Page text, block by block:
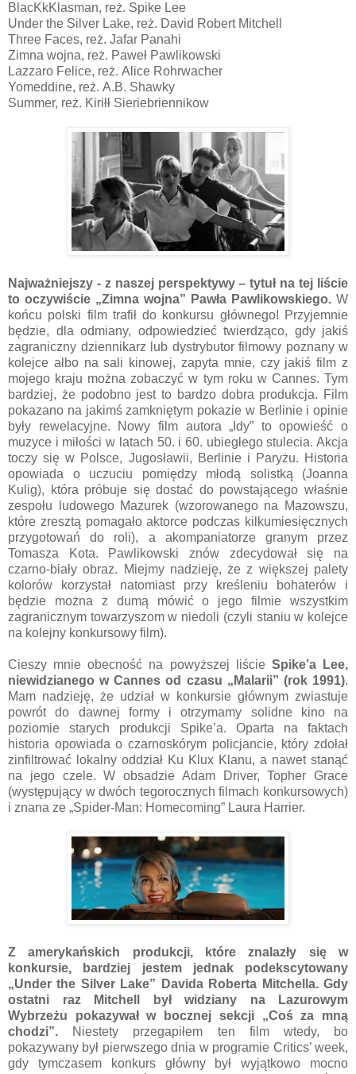
BlacKkKlasman, reż. Spike Lee
Under the Silver Lake, reż. David Robert Mitchell
Three Faces, reż. Jafar Panahi
Zimna wojna, reż. Paweł Pawlikowski
Lazzaro Felice, reż. Alice Rohrwacher
Yomeddine, reż. A.B. Shawky
Summer, reż. Kiriłł Sieriebriennikow
Najważniejszy - z naszej perspektywy – tytuł na tej liście
to oczywiście „Zimna wojna” Pawła Pawlikowskiego. W
końcu polski film trafił do konkursu głównego! Przyjemnie
będzie, dla odmiany, odpowiedzieć twierdząco, gdy jakiś
zagraniczny dziennikarz lub dystrybutor filmowy poznany w
kolejce albo na sali kinowej, zapyta mnie, czy jakiś film z
mojego kraju można zobaczyć w tym roku w Cannes. Tym
bardziej, że podobno jest to bardzo dobra produkcja. Film
pokazano na jakimś zamkniętym pokazie w Berlinie i opinie
były rewelacyjne. Nowy film autora „Idy” to opowieść o
muzyce i miłości w latach 50. i 60. ubiegłego stulecia. Akcja
toczy się w Polsce, Jugosławii, Berlinie i Paryżu. Historia
opowiada o uczuciu pomiędzy młodą solistką (Joanna
Kulig), która próbuje się dostać do powstającego właśnie
zespołu ludowego Mazurek (wzorowanego na Mazowszu,
które zresztą pomagało aktorce podczas kilkumiesięcznych
przygotowań do roli), a akompaniatorze granym przez
Tomasza Kota. Pawlikowski znów zdecydował się na
czarno-biały obraz. Miejmy nadzieję, że z większej palety
kolorów korzystał natomiast przy kreśleniu bohaterów i
będzie można z dumą mówić o jego filmie wszystkim
zagranicznym towarzyszom w niedoli (czyli staniu w kolejce
na kolejny konkursowy film).
Cieszy mnie obecność na powyższej liście Spike’a Lee,
niewidzianego w Cannes od czasu „Malarii” (rok 1991).
Mam nadzieję, że udział w konkursie głównym zwiastuje
powrót do dawnej formy i otrzymamy solidne kino na
poziomie starych produkcji Spike’a. Oparta na faktach
historia opowiada o czarnoskórym policjancie, który zdołał
zinfiltrować lokalny oddział Ku Klux Klanu, a nawet stanąć
na jego czele. W obsadzie Adam Driver, Topher Grace
(występujący w dwóch tegorocznych filmach konkursowych)
i znana ze „Spider-Man: Homecoming” Laura Harrier.
Z amerykańskich produkcji, które znalazły się w
konkursie, bardziej jestem jednak podekscytowany
„Under the Silver Lake” Davida Roberta Mitchella. Gdy
ostatni raz Mitchell był widziany na Lazurowym
Wybrzeżu pokazywał w bocznej sekcji „Coś za mną
chodzi”. Niestety przegapiłem ten film wtedy, bo
pokazywany był pierwszego dnia w programie Critics’ week,
gdy tymczasem konkurs główny był wyjątkowo mocno